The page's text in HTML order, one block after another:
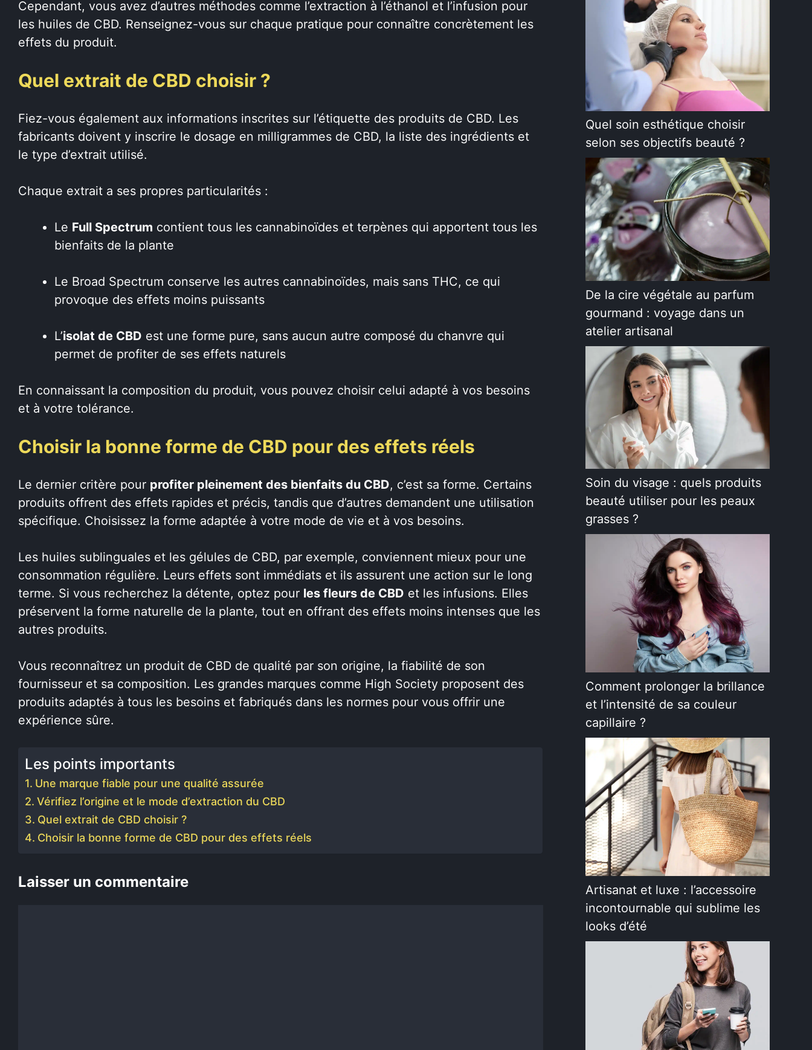
Cependant, vous avez d’autres méthodes comme l’extraction à l’éthanol et l’infusion pour
les huiles de CBD. Renseignez-vous sur chaque pratique pour connaître concrètement les
effets du produit.
Quel extrait de CBD choisir ?
Fiez-vous également aux informations inscrites sur l’étiquette des produits de CBD. Les
fabricants doivent y inscrire le dosage en milligrammes de CBD, la liste des ingrédients et
le type d’extrait utilisé.
Chaque extrait a ses propres particularités :
Le Full Spectrum contient tous les cannabinoïdes et terpènes qui apportent tous les
bienfaits de la plante
Le Broad Spectrum conserve les autres cannabinoïdes, mais sans THC, ce qui
provoque des effets moins puissants
L’isolat de CBD est une forme pure, sans aucun autre composé du chanvre qui
permet de profiter de ses effets naturels
En connaissant la composition du produit, vous pouvez choisir celui adapté à vos besoins
et à votre tolérance.
Choisir la bonne forme de CBD pour des effets réels
Le dernier critère pour profiter pleinement des bienfaits du CBD, c’est sa forme. Certains
produits offrent des effets rapides et précis, tandis que d’autres demandent une utilisation
spécifique. Choisissez la forme adaptée à votre mode de vie et à vos besoins.
Les huiles sublinguales et les gélules de CBD, par exemple, conviennent mieux pour une
consommation régulière. Leurs effets sont immédiats et ils assurent une action sur le long
terme. Si vous recherchez la détente, optez pour les fleurs de CBD et les infusions. Elles
préservent la forme naturelle de la plante, tout en offrant des effets moins intenses que les
autres produits.
Vous reconnaîtrez un produit de CBD de qualité par son origine, la fiabilité de son
fournisseur et sa composition. Les grandes marques comme High Society proposent des
produits adaptés à tous les besoins et fabriqués dans les normes pour vous offrir une
expérience sûre.
Les points importants
Une marque fiable pour une qualité assurée
Vérifiez l’origine et le mode d’extraction du CBD
Quel extrait de CBD choisir ?
Choisir la bonne forme de CBD pour des effets réels
Laisser un commentaire
Quel soin esthétique choisir
selon ses objectifs beauté ?
De la cire végétale au parfum
gourmand : voyage dans un
atelier artisanal
Soin du visage : quels produits
beauté utiliser pour les peaux
grasses ?
Comment prolonger la brillance
et l’intensité de sa couleur
capillaire ?
Artisanat et luxe : l’accessoire
incontournable qui sublime les
looks d’été